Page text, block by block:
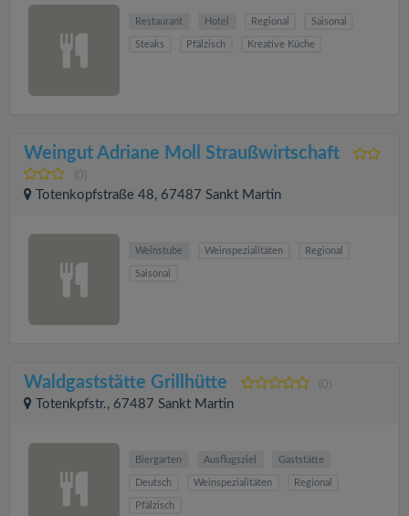
Restaurant Hotel Regional Saisonal
Steaks Pfälzisch Kreative Küche
Weingut Adriane Moll Straußwirtschaft
(0)
Totenkopfstraße 48, 67487 Sankt Martin
Weinstube Weinspezialitäten Regional
Saisonal
Waldgaststätte Grillhütte (0)
Totenkpfstr., 67487 Sankt Martin
Biergarten Ausflugsziel Gaststätte
Deutsch Weinspezialitäten Regional
Pfälzisch